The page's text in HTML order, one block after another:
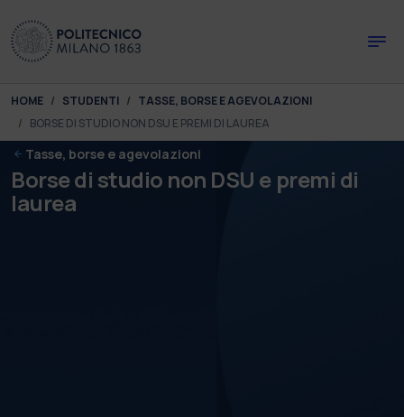
You are here:
HOME STUDENTI
TASSE, BORSE E AGEVOLAZIONI
BORSE DI STUDIO NON DSU E PREMI DI LAUREA
Tasse, borse e agevolazioni
Borse di studio non DSU e premi di
laurea